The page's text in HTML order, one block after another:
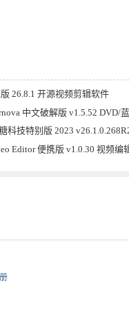
26.8.1 开源视频剪辑软件
中文破解版 v1.5.52 DVD/
科技特别版 2023
Editor 便携版 v1.0.30 视频编